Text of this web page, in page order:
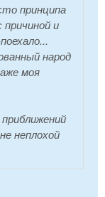
принципа
и
народ
моя
неплохой